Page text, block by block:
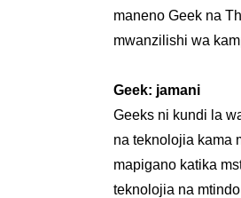
maneno Geek na
mwanzilishi wa
Geek: jamani
Geeks ni kundi la
na teknolojia kama
mapigano katika
teknolojia na